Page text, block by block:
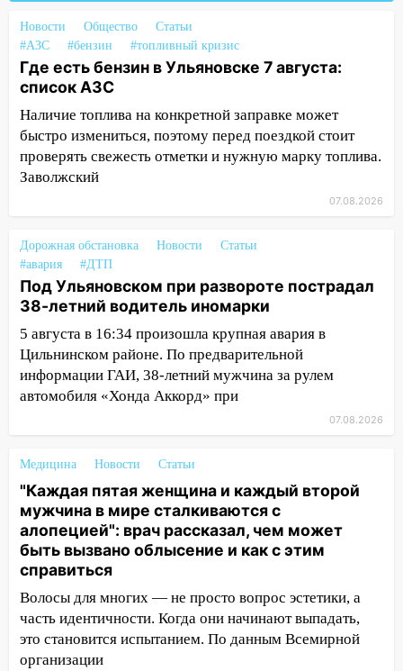
10:27
Где есть бензин в Ульяновске
днем 6 августа: список АЗС
10:16 Внимание! В Ульяновской области
объявлена ракетная опасность
10:00 В Старомайнском районе утонул
51-летний мужчина
09:50 В Ульяновске черный коршун
09:44 Ульяновские спасатели помогли
юному велосипедисту на улице
Чернышевского
08:21 В Заволжском районе украли два
велосипеда
07:18 В Ульяновск идет
тридцатиградусная жара: какая будет
погода в четверг
юристы помогли женщине засудить УК
за плесень на стенах
05:00 Кому 6 августа звезды сулят
прибыль, а кому — испытания на
прочность
22:58 Соцсети: на проспекте Тюленева
ДТП с мотоциклистом
20:22 Мошенники обманули 92-летнюю
Новости Общество
Статьи
#АЗС
#бензин #топливный кризис
Где есть бензин в Ульяновске 7 августа:
список АЗС
Наличие топлива на конкретной заправке может
быстро измениться, поэтому перед поездкой стоит
проверять свежесть отметки и нужную марку топлива.
Заволжский
07.08.2026
Дорожная обстановка Новости
Статьи
#авария
#ДТП
Под Ульяновском при развороте пострадал
38-летний водитель иномарки
5 августа в 16:34 произошла крупная авария в
Цильнинском районе. По предварительной
информации ГАИ, 38-летний мужчина за рулем
автомобиля «Хонда Аккорд» при
07.08.2026
Медицина Новости Статьи
"Каждая пятая женщина и каждый второй
мужчина в мире сталкиваются с
алопецией": врач рассказал, чем может
быть вызвано облысение и как с этим
справиться
Волосы для многих — не просто вопрос эстетики, а
часть идентичности. Когда они начинают выпадать,
это становится испытанием. По данным Всемирной
организации